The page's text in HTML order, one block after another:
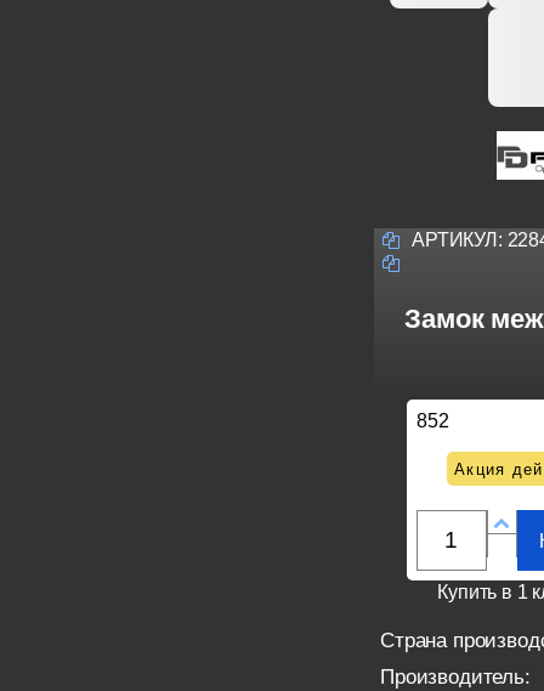
АРТИКУЛ:
Замок
852
Акция
Купить в 1
Страна
Производитель: